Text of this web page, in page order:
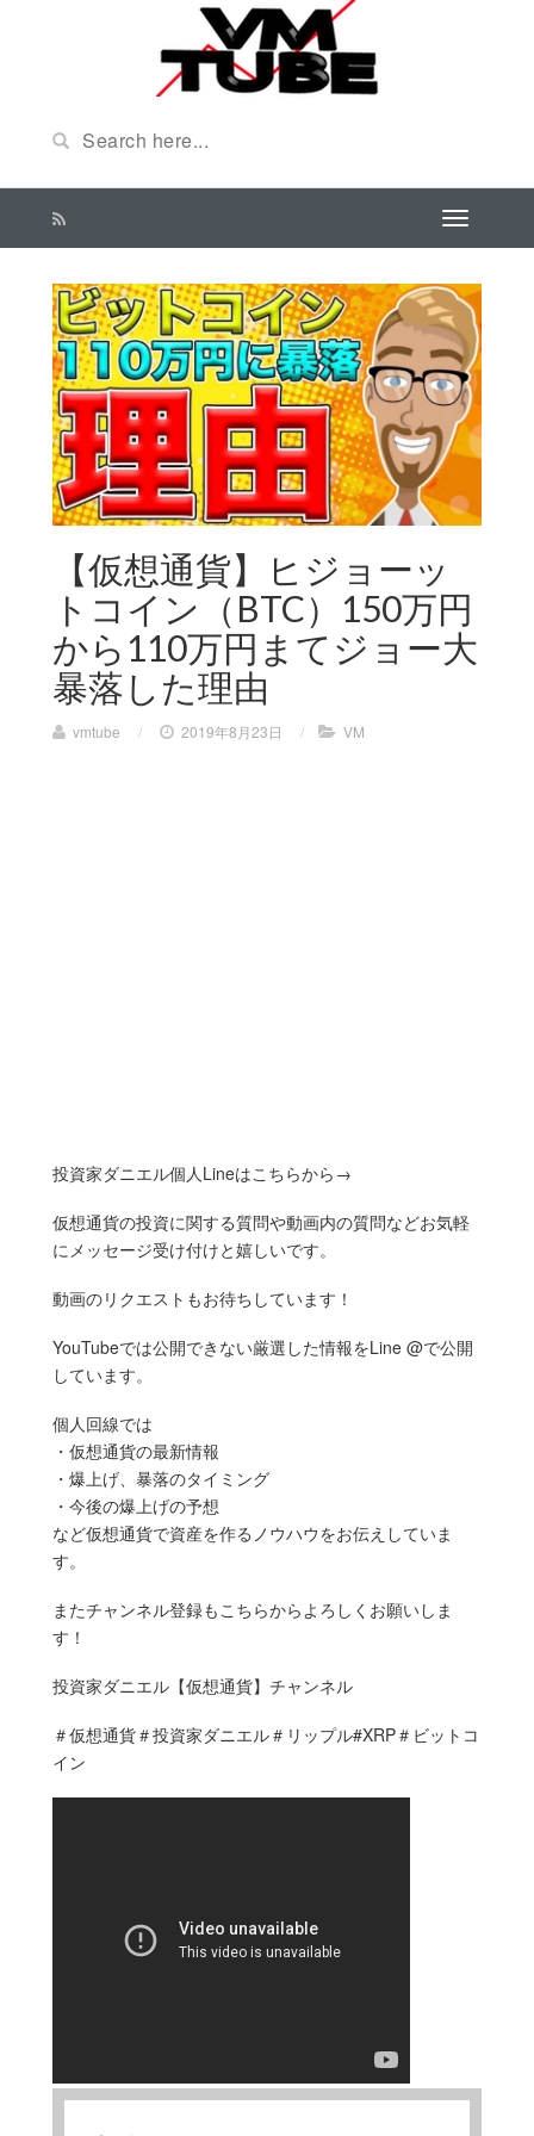
【仮想通貨】ヒジョーッ
トコイン（BTC）150万円
から110万円まてジョー大
暴落した理由
vmtube / 2019年8月23日 / VM
投資家ダニエル個人Lineはこちらから→
仮想通貨の投資に関する質問や動画内の質問などお気軽
にメッセージ受け付けと嬉しいです。
動画のリクエストもお待ちしています！
YouTubeでは公開できない厳選した情報をLine @で公開
しています。
個人回線では
・仮想通貨の最新情報
・爆上げ、暴落のタイミング
・今後の爆上げの予想
など仮想通貨で資産を作るノウハウをお伝えしていま
す。
またチャンネル登録もこちらからよろしくお願いしま
す！
投資家ダニエル【仮想通貨】チャンネル
＃仮想通貨＃投資家ダニエル＃リップル#XRP＃ビットコ
イン